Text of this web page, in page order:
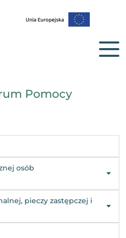
Pomocy
osób
pieczy zastępczej i